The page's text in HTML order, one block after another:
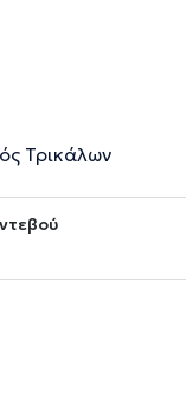
Τρικάλων